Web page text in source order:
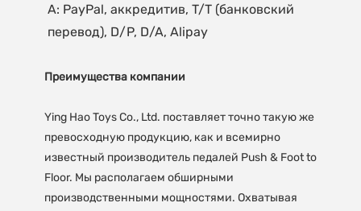
A: PayPal, аккредитив, T/T (банковский
перевод), D/P, D/A, Alipay
Преимущества компании
Ying Hao Toys Co., Ltd. поставляет точно такую же
превосходную продукцию, как и всемирно
известный производитель педалей Push & Foot to
Floor. Мы располагаем обширными
производственными мощностями. Охватывая